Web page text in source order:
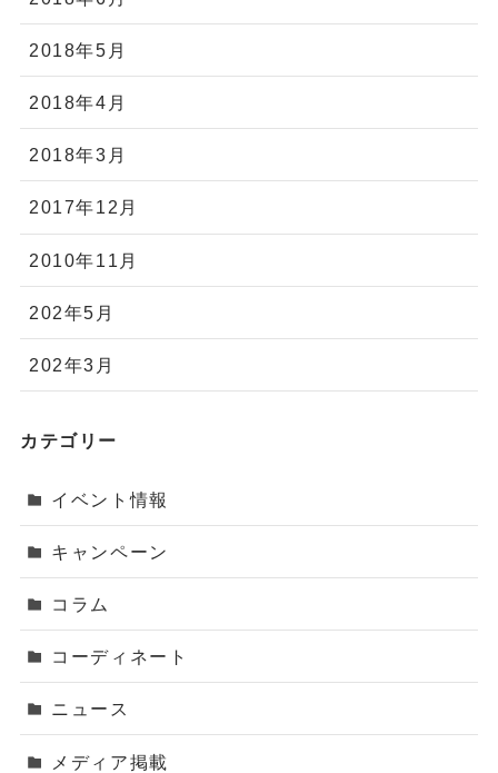
2018年5月
2018年4月
2018年3月
2017年12月
2010年11月
202年5月
202年3月
カテゴリー
イベント情報
キャンペーン
コラム
コーディネート
ニュース
メディア掲載